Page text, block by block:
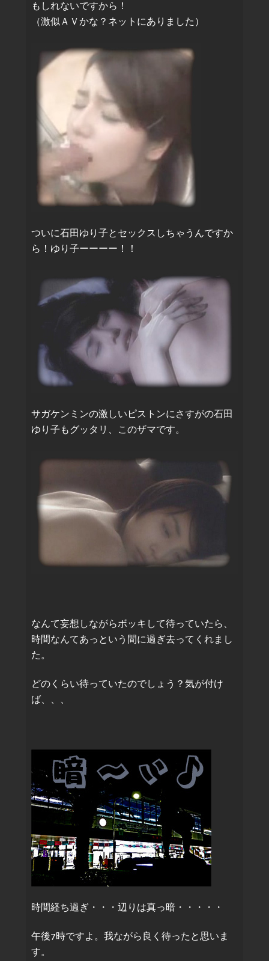
もしれないですから！
（激似ＡＶかな？ネットにありました）
ついに石田ゆり子とセックスしちゃうんですか
ら！ゆり子ーーーー！！
サガケンミンの激しいピストンにさすがの石田
ゆり子もグッタリ、このザマです。
なんて妄想しながらボッキして待っていたら、
時間なんてあっという間に過ぎ去ってくれまし
た。
どのくらい待っていたのでしょう？気が付け
ば、、、
時間経ち過ぎ・・・辺りは真っ暗・・・・・
午後7時ですよ。我ながら良く待ったと思いま
す。